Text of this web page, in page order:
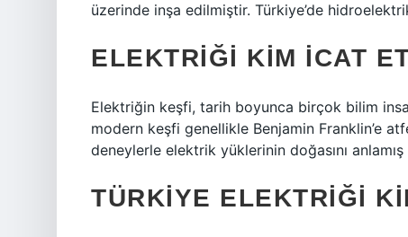
üzerinde inşa edilmiştir. Türkiye’de
ELEKTRIĞI KIM ICAT
Elektriğin keşfi, tarih boyunca birçok bilim
modern keşfi genellikle Benjamin Franklin’e
deneylerle elektrik yüklerinin doğasını
TÜRKIYE ELEKTRIĞI